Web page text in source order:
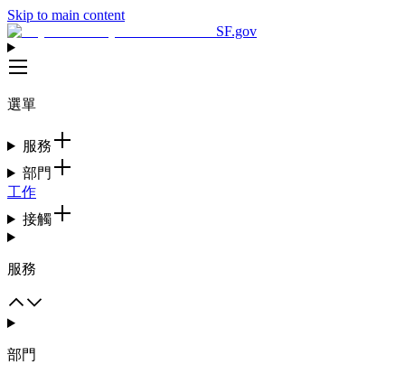
Skip to main content
SF.gov
選單
服務
部門
工作
接觸
服務
部門